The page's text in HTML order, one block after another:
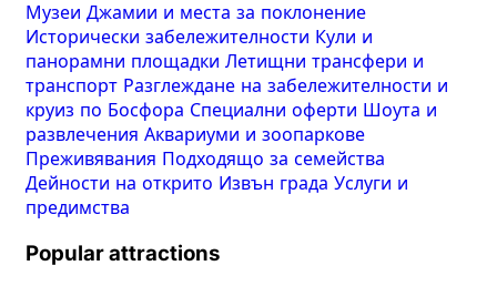
Музеи Джамии и места за поклонение
Исторически забележителности Кули и
панорамни площадки Летищни трансфери и
транспорт Разглеждане на забележителности и
круиз по Босфора Специални оферти Шоута и
развлечения Аквариуми и зоопаркове
Преживявания Подходящо за семейства
Дейности на открито Извън града Услуги и
предимства
Popular attractions